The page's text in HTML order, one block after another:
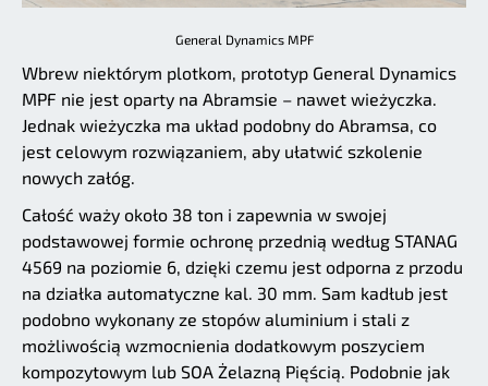
General Dynamics MPF
Wbrew niektórym plotkom, prototyp General Dynamics
MPF nie jest oparty na Abramsie – nawet wieżyczka.
Jednak wieżyczka ma układ podobny do Abramsa, co
jest celowym rozwiązaniem, aby ułatwić szkolenie
nowych załóg.
Całość waży około 38 ton i zapewnia w swojej
podstawowej formie ochronę przednią według STANAG
4569 na poziomie 6, dzięki czemu jest odporna z przodu
na działka automatyczne kal. 30 mm. Sam kadłub jest
podobno wykonany ze stopów aluminium i stali z
możliwością wzmocnienia dodatkowym poszyciem
kompozytowym lub SOA Żelazną Pięścią. Podobnie jak